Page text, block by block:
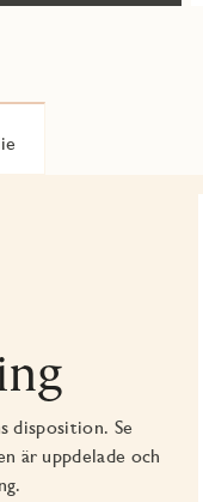
disposition. Se
är uppdelade och